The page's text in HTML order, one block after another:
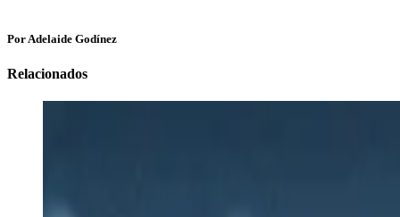
Por Adelaide Godínez
Relacionados